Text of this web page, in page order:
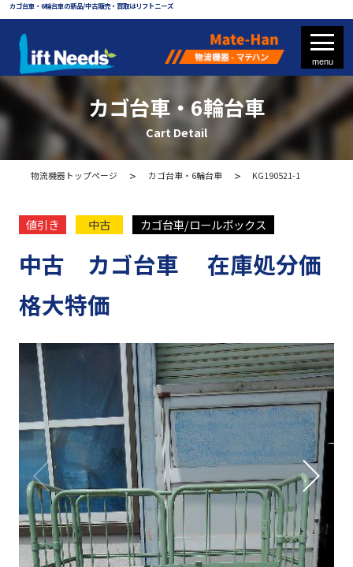
カゴ台車・6輪台車の新品/中古販売・買取はリフトニーズ
フォークリフト
フォークリフト部品
物流機器 - マテハン
各種パレット
メッシュパレット
ネスティングラック
重量・中量ラック
カゴ台車・6輪台車
バンニングスロープ
その他 物流機器
カゴ台車・6輪台車
Cart Detail
物流機器トップページ カゴ台車・6輪台車 KG190521-1
値引き 中古 カゴ台車/ロールボックス
中古 カゴ台車 在庫処分価
格大特価